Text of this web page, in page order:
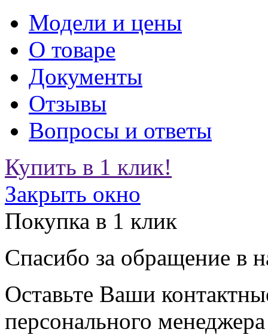
Модели и цены
О товаре
Документы
Отзывы
Вопросы и ответы
Купить в 1 клик!
Закрыть окно
Покупка в 1 клик
Спасибо за обращение в
Оставьте Ваши
персонального